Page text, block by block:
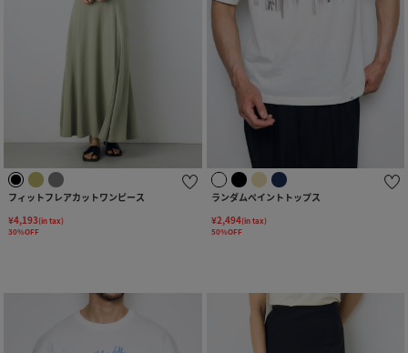
フィットフレアカットワンピース
¥4,193(in tax)
30%OFF
ランダムペイントトップス
¥2,494(in tax)
50%OFF